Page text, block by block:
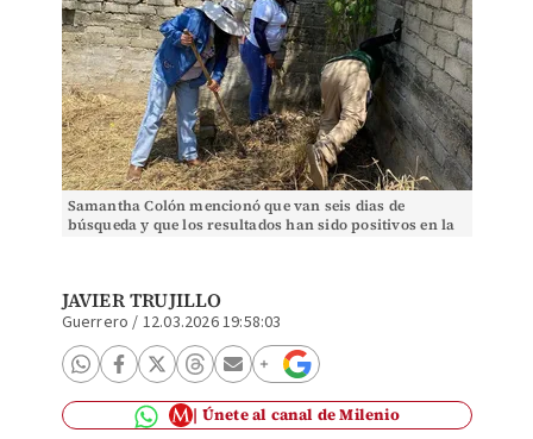
Samantha Colón mencionó que van seis dias de
búsqueda y que los resultados han sido positivos en la
JAVIER TRUJILLO
Guerrero / 12.03.2026 19:58:03
Únete al canal de Milenio